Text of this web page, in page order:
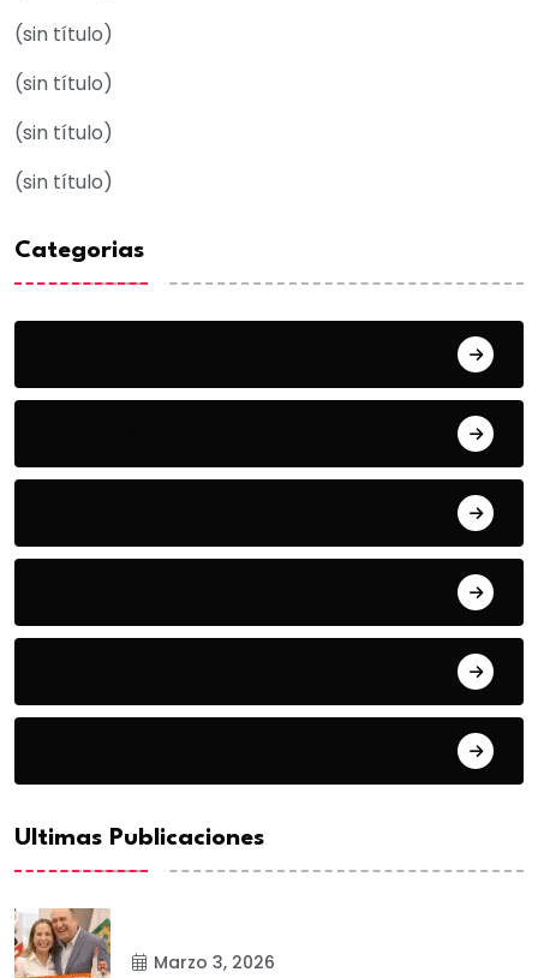
(sin título)
(sin título)
(sin título)
(sin título)
Categorias
Ultimas Publicaciones
Marzo 3, 2026